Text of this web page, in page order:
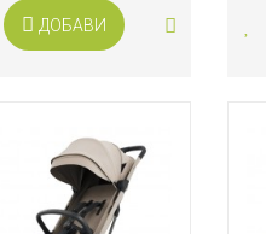
ДОБАВИ